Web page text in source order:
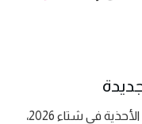
تعد أحذية اللوفر بالكعب من أبرز صيحات الأحذية في شتاء 2026،